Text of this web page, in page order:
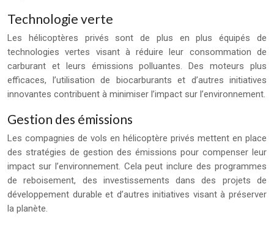
Technologie verte
Les hélicoptères privés sont de plus en plus équipés de
technologies vertes visant à réduire leur consommation de
carburant et leurs émissions polluantes. Des moteurs plus
efficaces, l’utilisation de biocarburants et d’autres initiatives
innovantes contribuent à minimiser l’impact sur l’environnement.
Gestion des émissions
Les compagnies de vols en hélicoptère privés mettent en place
des stratégies de gestion des émissions pour compenser leur
impact sur l’environnement. Cela peut inclure des programmes
de reboisement, des investissements dans des projets de
développement durable et d’autres initiatives visant à préserver
la planète.